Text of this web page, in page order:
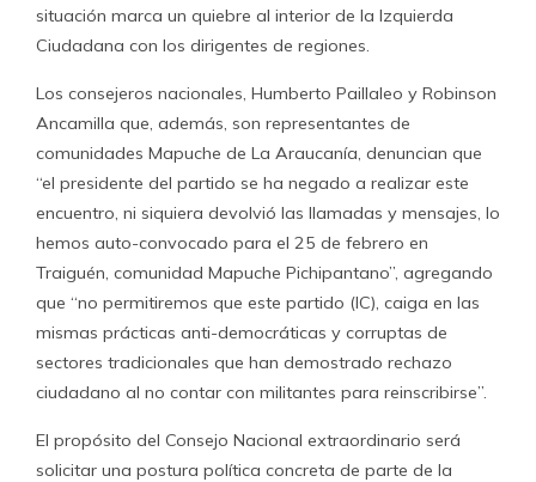
situación marca un quiebre al interior de la Izquierda
Ciudadana con los dirigentes de regiones.
Los consejeros nacionales, Humberto Paillaleo y Robinson
Ancamilla que, además, son representantes de
comunidades Mapuche de La Araucanía, denuncian que
“el presidente del partido se ha negado a realizar este
encuentro, ni siquiera devolvió las llamadas y mensajes, lo
hemos auto-convocado para el 25 de febrero en
Traiguén, comunidad Mapuche Pichipantano”, agregando
que “no permitiremos que este partido (IC), caiga en las
mismas prácticas anti-democráticas y corruptas de
sectores tradicionales que han demostrado rechazo
ciudadano al no contar con militantes para reinscribirse”.
El propósito del Consejo Nacional extraordinario será
solicitar una postura política concreta de parte de la